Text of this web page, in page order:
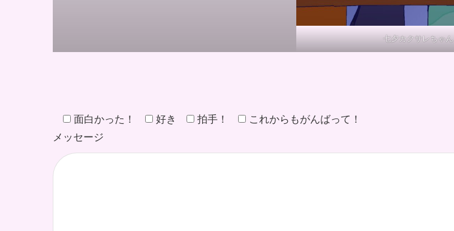
七夕カクサレちゃん
面白かった！ 好き 拍手！
これからもがんばって！
メッセージ